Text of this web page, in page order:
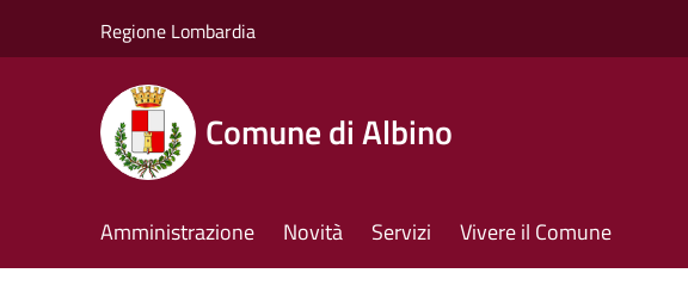
Regione Lombardia
Comune di Albino
Amministrazione Novità Servizi Vivere il Comune